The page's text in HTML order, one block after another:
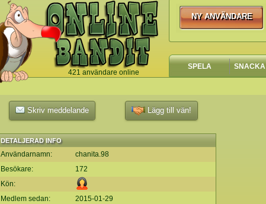
421 användare online
NY ANVÄNDARE
NY ANVÄNDARE
SPELA SNACKA
Skriv meddelande Lägg till vän!
DETALJERAD INFO
Användarnamn:
chanita.98
Besökare:
172
Kön:
Medlem sedan:
2015-01-29